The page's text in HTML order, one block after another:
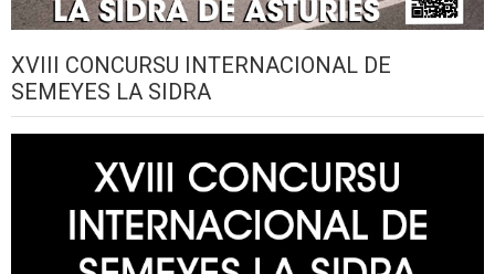
XVIII CONCURSU INTERNACIONAL DE
SEMEYES LA SIDRA